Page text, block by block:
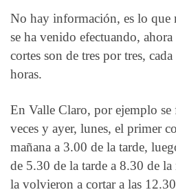
No hay información, es lo que
se ha venido efectuando,
cortes son de tres por tres,
horas.
En Valle Claro, por ejemplo
veces y ayer, lunes, el primer
mañana a 3.00 de la tarde,
de 5.30 de la tarde a 8.30 de
la volvieron a cortar a las